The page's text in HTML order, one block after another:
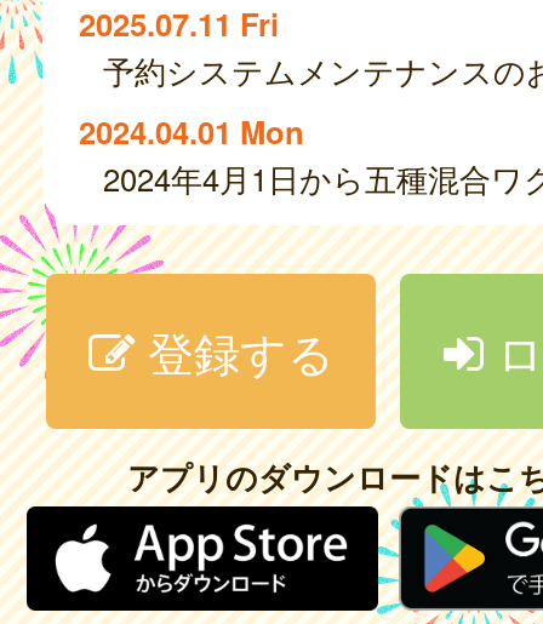
2025.07.11 Fri
予約システムメンテナンスの
2024.04.01 Mon
登録する
アプリのダウンロードはこ